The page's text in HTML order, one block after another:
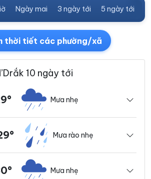
Ngày mai 3 ngày tới 5 ngày tới
thời tiết các phường/xã
10 ngày tới
Mưa nhẹ
Mưa rào nhẹ
Mưa nhẹ